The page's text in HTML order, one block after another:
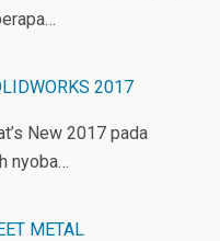
2017
New 2017 pada
nyoba…
METAL